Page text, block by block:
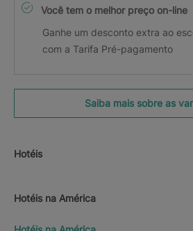
Você tem o melhor preço on-line
Ganhe um desconto extra ao
com a Tarifa Pré-pagamento
Saiba mais sobre as
Hotéis
Hotéis na América